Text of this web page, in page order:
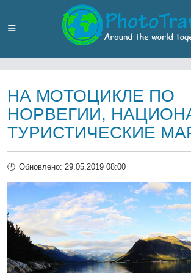
НА МОТОЦИКЛЕ ПО
НОРВЕГИИ,
ТУРИСТИЧЕСКИЕ
Обновлено: 29.05.2019 08:00